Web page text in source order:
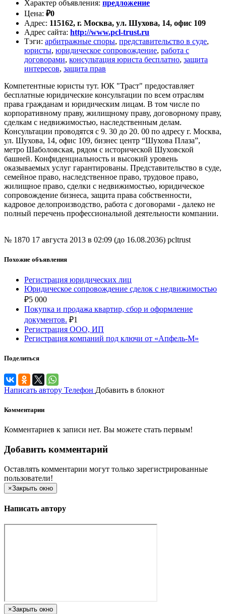
Характер объявления: предложение
Цена: ₽0
Адрес: 115162, г. Москва, ул. Шухова, 14, офис 109
Адрес сайта: http://www.pcl-trust.ru
Тэги: арбитражные споры, представительство в суде,
юристы, юридическое сопровождение, работа с
договорами, консультация юриста бесплатно, защита
интересов, защита прав
Компетентные юристы тут. ЮК "Траст" предоставляет
бесплатные юридические консультации по всем отраслям
права гражданам и юридическим лицам. В том числе по
корпоративному праву, жилищному праву, договорному праву,
сделкам с недвижимостью, наследственным делам.
Консультации проводятся с 9. 30 до 20. 00 по адресу г. Москва,
ул. Шухова, 14, офис 109, бизнес центр “Шухова Плаза”,
метро Шаболовская, рядом с исторической Шуховской
башней. Конфиденциальность и высокий уровень
оказываемых услуг гарантированы. Представительство в суде,
семейное право, наследственное право, трудовое право,
жилищное право, сделки с недвижимостью, юридическое
сопровождение бизнеса, защита права собственности,
кадровое делопроизводство, работа с договорами - далеко не
полный перечень профессиональной деятельности компании.
№ 1870 17 августа 2013 в 02:09 (до 16.08.2036) pcltrust
Похожие объявления
Регистрация юридических лиц
Юридическое сопровождение сделок с недвижимостью
₽5 000
Покупка и продажа квартир, сбор и оформление
документов. ₽1
Регистрация ООО, ИП
Регистрация компаний под ключи от «Апфель-М»
Поделиться
Написать автору Телефон Добавить в блокнот
Комментарии
Комментариев к записи нет. Вы можете стать первым!
Добавить комментарий
Оставлять комментарии могут только зарегистрированные
пользователи!
×Закрыть окно
Написать автору
×Закрыть окно